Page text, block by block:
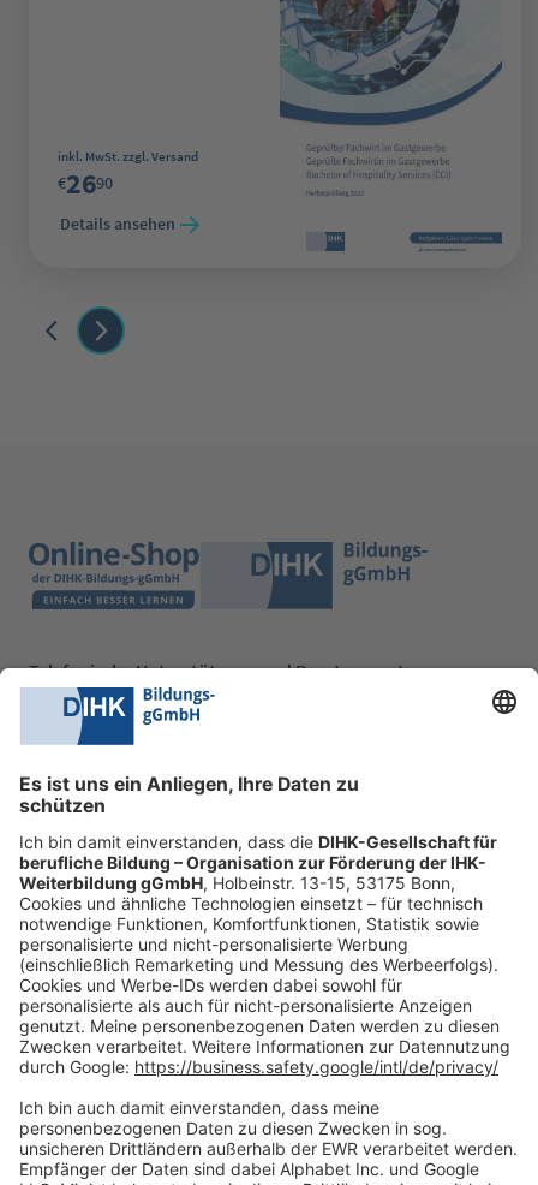
Regulärer Preis:
inkl. MwSt. zzgl. Versand
€2690
Details ansehen
Telefonische Unterstützung und Beratung unter:
0228 6205 205
Fr.:
09:00-14:00 Uhr
shop@dihk-bildung.shop
Vertrag widerrufen
Zahlungsarten
Social Media